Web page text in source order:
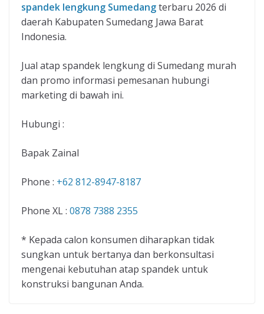
spandek lengkung Sumedangterbaru 2026 di
daerah Kabupaten Sumedang Jawa Barat
Indonesia.
Jual atap spandek lengkung di Sumedang murah
dan promo informasi pemesanan hubungi
marketing di bawah ini.
Hubungi :
Bapak Zainal
Phone : +62 812-8947-8187
Phone XL : 0878 7388 2355
* Kepada calon konsumen diharapkan tidak
sungkan untuk bertanya dan berkonsultasi
mengenai kebutuhan atap spandek untuk
konstruksi bangunan Anda.